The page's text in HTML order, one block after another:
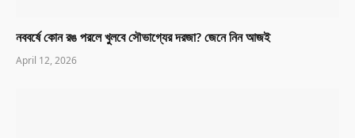
নববর্ষে কোন রঙ পরলে খুলবে সৌভাগ্যের দরজা? জেনে নিন আজই
April 12, 2026